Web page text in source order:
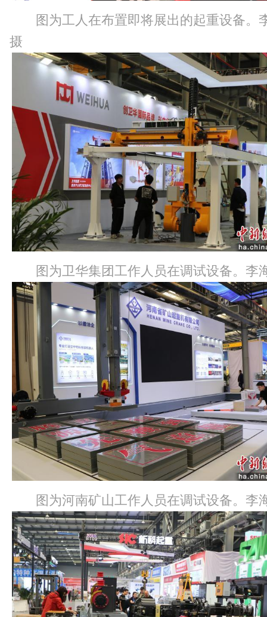
图为工人在布置即将展出的起重设备。
摄
图为卫华集团工作人员在调试设备。李
图为河南矿山工作人员在调试设备。李